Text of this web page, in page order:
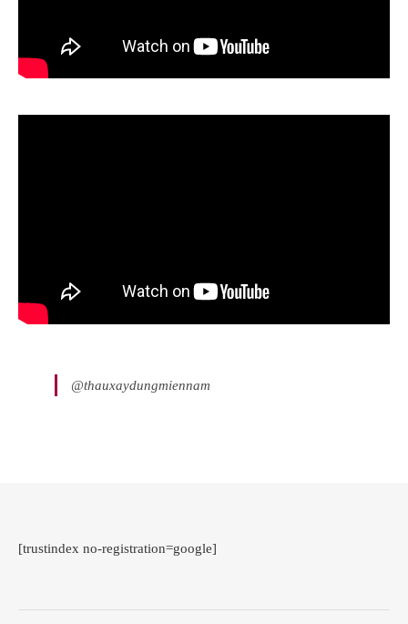
@thauxaydungmiennam
[trustindex no-registration=google]